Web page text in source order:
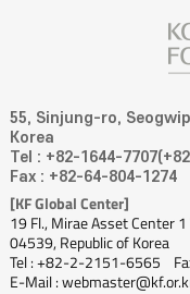
55, Sinjung-ro,
Korea
Tel : +82-1644-
Fax : +82-64-804-1274
[KF Global Center]
19 Fl., Mirae Asset Center
04539, Republic of Korea
Tel : +82-2-2151-6565
E-Mail :